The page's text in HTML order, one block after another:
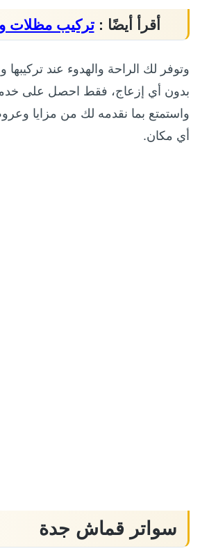
أقرأ أيضًا :تركيب مظلات
وتوفر لك الراحة والهدوء عند تركيبها
بدون أي إزعاج، فقط احصل على
واستمتع بما نقدمه لك من مزايا
أي مكان.
سواتر قماش جدة